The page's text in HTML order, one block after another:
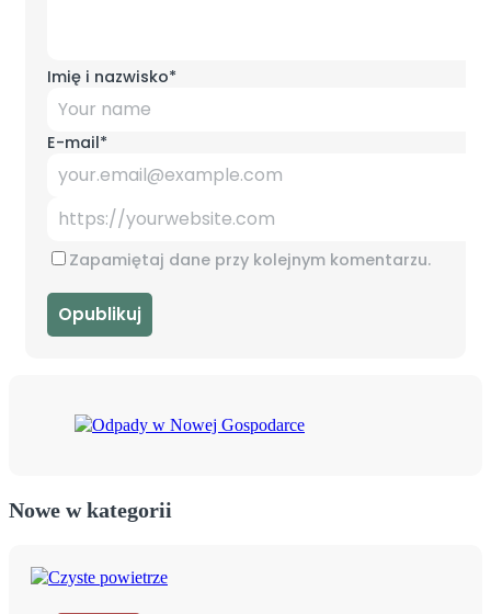
Imię i nazwisko*
E-mail*
Zapamiętaj dane przy kolejnym komentarzu.
Nowe w kategorii